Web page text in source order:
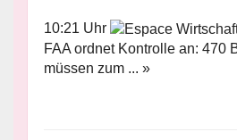
10:21 Uhr
FAA ordnet Kontrolle an: 470
müssen zum ... »